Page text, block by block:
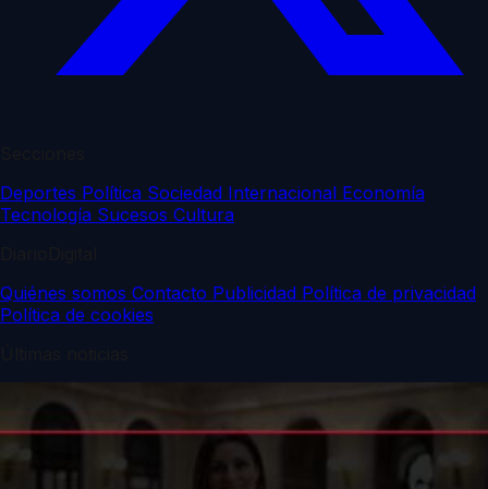
Deportes Política Sociedad Internacional Economía
Tecnología Sucesos Cultura
Quiénes somos Contacto Publicidad Política de privacidad
Política de cookies